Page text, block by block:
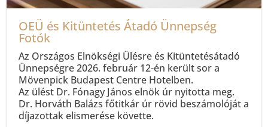
OEÜ és Kitüntetés Átadó Ünnepség
Fotók
Az Országos Elnökségi Ülésre és Kitüntetésátadó
Ünnepségre 2026. február 12-én került sor a
Mövenpick Budapest Centre Hotelben.
Az ülést Dr. Fónagy János elnök úr nyitotta meg.
Dr. Horváth Balázs főtitkár úr rövid beszámolóját a
díjazottak elismerése követte.